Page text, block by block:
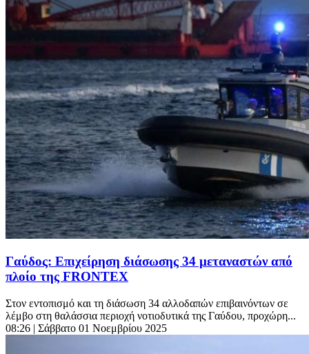
Γαύδος: Επιχείρηση διάσωσης 34 μεταναστών από
πλοίο της FRONTEX
Στον εντοπισμό και τη διάσωση 34 αλλοδαπών επιβαινόντων σε
λέμβο στη θαλάσσια περιοχή νοτιοδυτικά της Γαύδου, προχώρη...
08:26 | Σάββατο 01 Νοεμβρίου 2025